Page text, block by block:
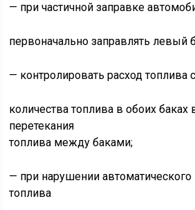
— при частичной заправке
первоначально заправлять левый
— контролировать расход топлива
количества топлива в обоих баках
перетекания
топлива между баками;
— при нарушении автоматического
топлива